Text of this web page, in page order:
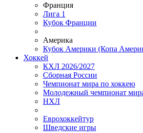
Франция
Лига 1
Кубок Франции
Америка
Кубок Америки (Копа
Хоккей
КХЛ 2026/2027
Сборная России
Чемпионат мира по хоккею
Молодежный чемпионат
НХЛ
Еврохоккейтур
Шведские игры